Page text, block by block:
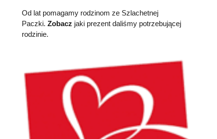
Od lat pomagamy rodzinom ze Szlachetnej
Paczki. Zobacz jaki prezent daliśmy potrzebującej
rodzinie.